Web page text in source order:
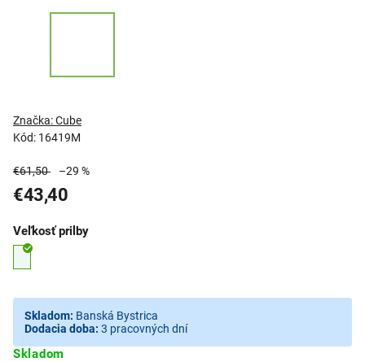
Kód: 16419M
Značka:Cube
€61,50 –29 %
€43,40
Skladom
Veľkosť prilby
Skladom: Banská Bystrica
Dodacia doba: 3 pracovných dní